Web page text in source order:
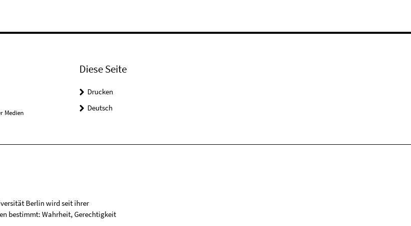
Medien
Diese Seite
Drucken
Deutsch
Berlin wird seit ihrer
bestimmt: Wahrheit, Gerechtigkeit